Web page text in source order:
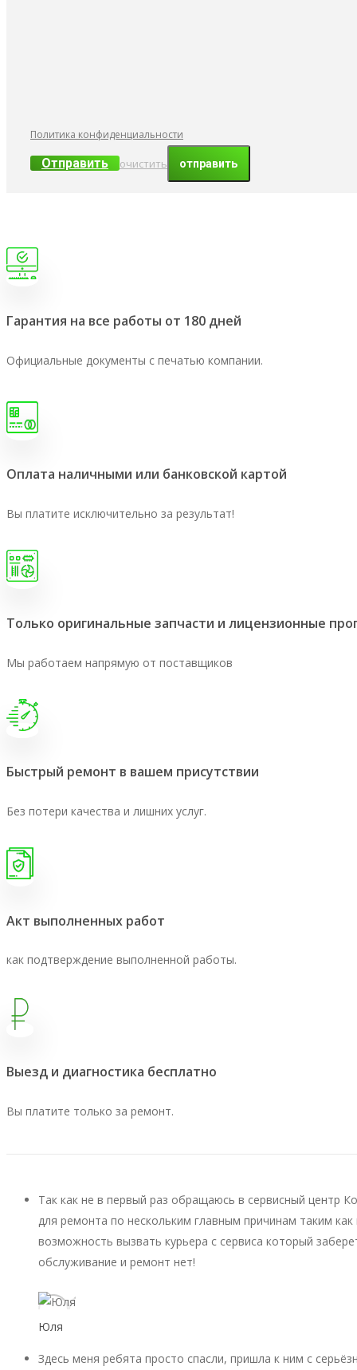
Политика конфиденциальности
Отправить очистить
Гарантия на все работы от 180 дней
Официальные документы с печатью компании.
Оплата наличными или банковской картой
Вы платите исключительно за результат!
Только оригинальные запчасти и лицензионные
Мы работаем напрямую от поставщиков
Быстрый ремонт в вашем присутствии
Без потери качества и лишних услуг.
Акт выполненных работ
как подтверждение выполненной работы.
Выезд и диагностика бесплатно
Вы платите только за ремонт.
Так как не в первый раз обращаюсь в сервисный центр
для ремонта по нескольким главным причинам таким
возможность вызвать курьера с сервиса который
обслуживание и ремонт нет!
Юля
Здесь меня ребята просто спасли, пришла к ним с